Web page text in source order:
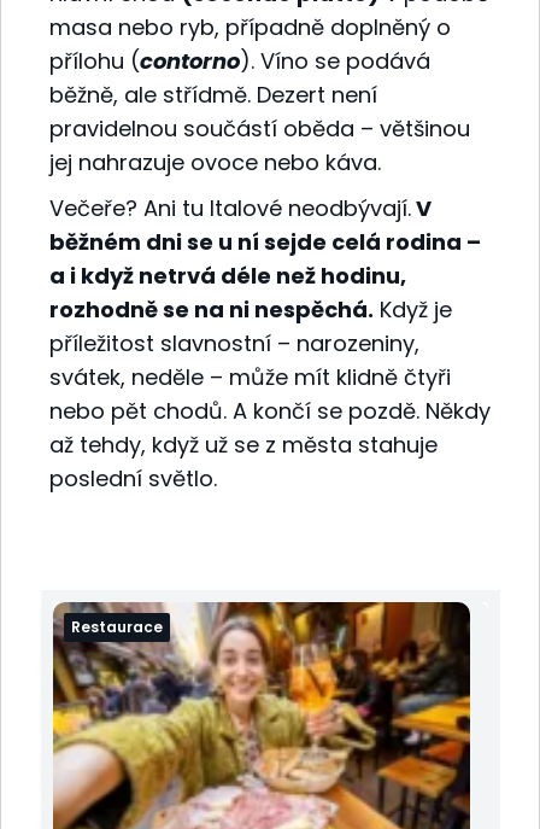
masa nebo ryb, případně doplněný o
přílohu (contorno). Víno se podává
běžně, ale střídmě. Dezert není
pravidelnou součástí oběda – většinou
jej nahrazuje ovoce nebo káva.
Večeře? Ani tu Italové neodbývají.V
běžném dni se u ní sejde celá rodina –
a i když netrvá déle než hodinu,
rozhodně se na ni nespěchá. Když je
příležitost slavnostní – narozeniny,
svátek, neděle – může mít klidně čtyři
nebo pět chodů. A končí se pozdě. Někdy
až tehdy, když už se z města stahuje
poslední světlo.
Restaurace